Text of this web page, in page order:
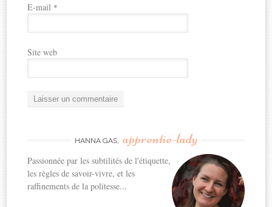
E-mail *
Site web
HANNA GAS, apprentie-lady
Passionnée par les subtilités de l'étiquette,
les règles de savoir-vivre, et les
raffinements de la politesse...